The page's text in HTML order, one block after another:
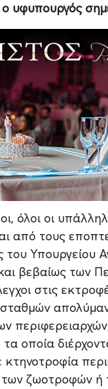
υφυπουργός
όλοι οι
από τους
του Υπουργείου
βεβαίως των
στις
οποία
κτηνοτροφία
των ζωοτροφών ή